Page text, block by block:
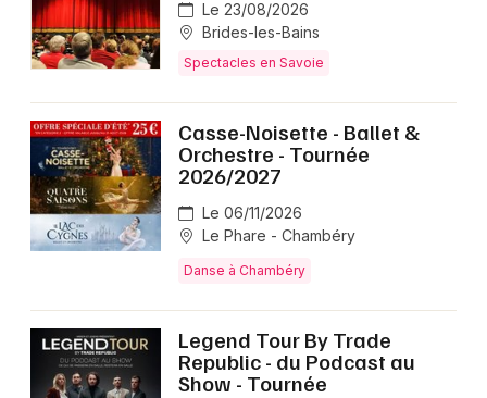
Le 23/08/2026
Brides-les-Bains
Spectacles en Savoie
Casse-Noisette - Ballet &
Orchestre - Tournée
2026/2027
Le 06/11/2026
Le Phare - Chambéry
Danse à Chambéry
Legend Tour By Trade
Republic - du Podcast au
Show - Tournée